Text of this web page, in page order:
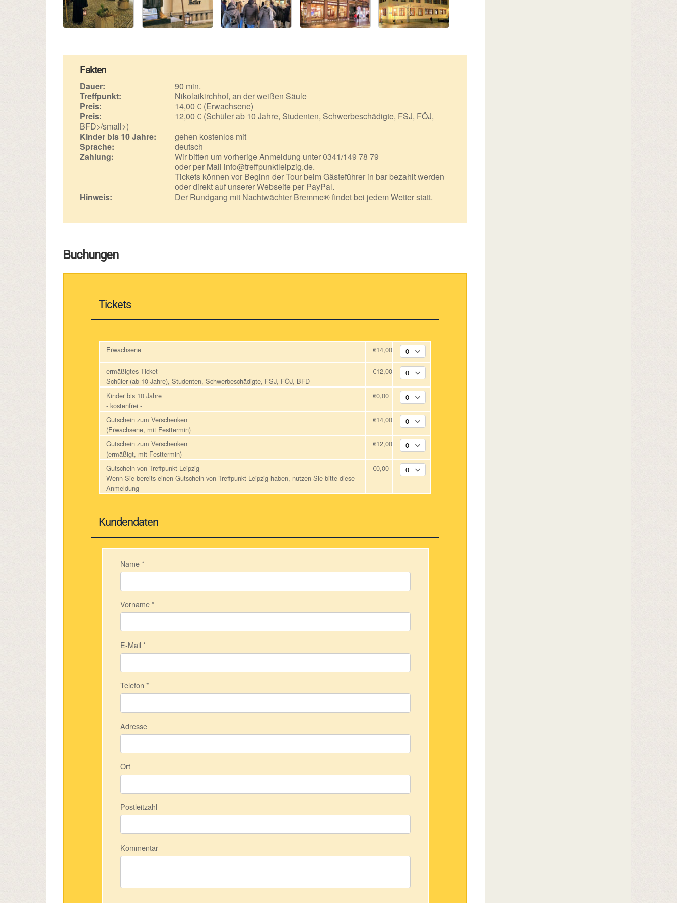
Fakten
Dauer:
90 min.
Treffpunkt:
Nikolaikirchhof, an der weißen Säule
Preis:
14,00 € (Erwachsene)
Preis:
12,00 € (Schüler ab 10 Jahre, Studenten, Schwerbeschädigte, FSJ, FÖJ,
BFD>/small>)
Kinder bis 10 Jahre:
gehen kostenlos mit
Sprache:
deutsch
Zahlung:
Wir bitten um vorherige Anmeldung unter 0341/149 78 79
oder per Mail info@treffpunktleipzig.de.
Tickets können vor Beginn der Tour beim Gästeführer in bar bezahlt werden
oder direkt auf unserer Webseite per PayPal.
Hinweis:
Der Rundgang mit Nachtwächter Bremme® findet bei jedem Wetter statt.
Buchungen
Tickets
Erwachsene €14,00
ermäßigtes Ticket
Schüler (ab 10 Jahre), Studenten, Schwerbeschädigte, FSJ, FÖJ, BFD
€12,00
Kinder bis 10 Jahre
- kostenfrei -
€0,00
Gutschein zum Verschenken
(Erwachsene, mit Festtermin)
€14,00
Gutschein zum Verschenken
(ermäßigt, mit Festtermin)
€12,00
Gutschein von Treffpunkt Leipzig
Wenn Sie bereits einen Gutschein von Treffpunkt Leipzig haben, nutzen Sie bitte diese
Anmeldung
€0,00
Kundendaten
Name*
Vorname*
E-Mail*
Telefon *
Adresse
Ort
Postleitzahl
Kommentar